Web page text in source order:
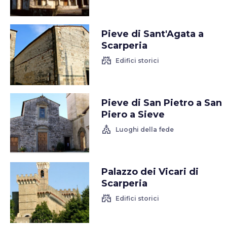
Pieve di Sant'Agata a
Scarperia
castle Edifici storici
Pieve di San Pietro a San
Piero a Sieve
church Luoghi della fede
Palazzo dei Vicari di
Scarperia
castle Edifici storici